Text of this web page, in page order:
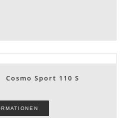
Cosmo Sport 110 S